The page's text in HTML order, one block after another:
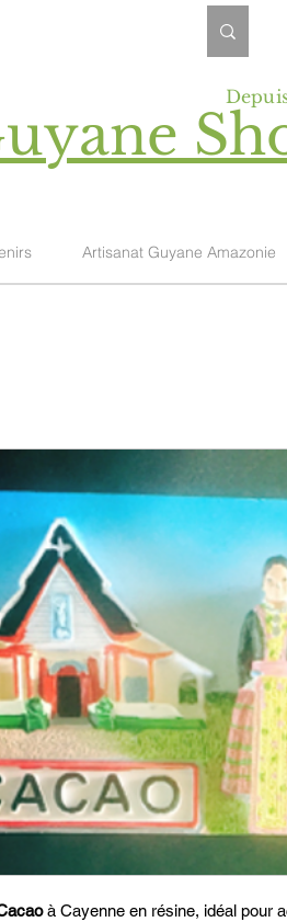
Artisanat Guyane Amazonie
à Cayenne en résine, idéal pour